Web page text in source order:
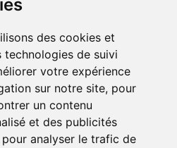
des cookies et
technologies de suivi
votre expérience
sur notre site, pour
un contenu
et des publicités
analyser le trafic de